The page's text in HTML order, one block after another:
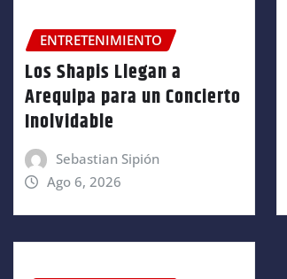
ENTRETENIMIENTO
Los Shapis Llegan a
Arequipa para un Concierto
Inolvidable
Sebastian Sipión
Ago 6, 2026